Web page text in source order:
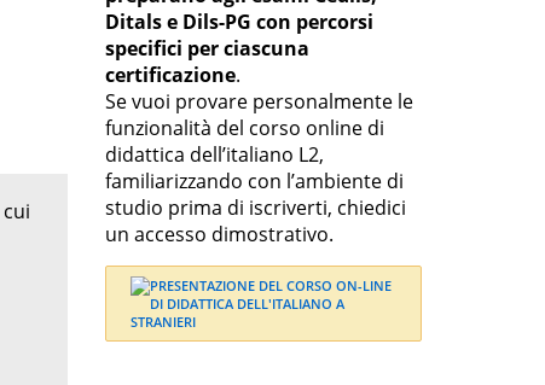
Ditals e Dils-PG con percorsi
specifici per ciascuna
certificazione.
Se vuoi provare personalmente le
funzionalità del corso online di
didattica dell’italiano L2,
familiarizzando con l’ambiente di
studio prima di iscriverti, chiedici
un accesso dimostrativo.